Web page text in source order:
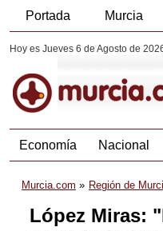
Portada Murcia
Hoy es Jueves 6 de Agosto de
Economía Nacional
Murcia.com Región de
López Miras: